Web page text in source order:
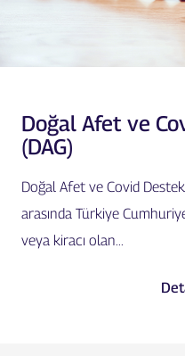
Doğal Afet ve
(DAG)
Doğal Afet ve Covid
arasında Türkiye
veya kiracı olan...